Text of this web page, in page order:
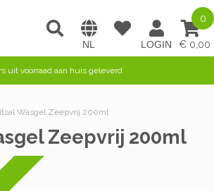
0,00
0
uit voorraad aan huis geleverd
Wasgel Zeepvrij 200ml
Zeepvrij 200ml